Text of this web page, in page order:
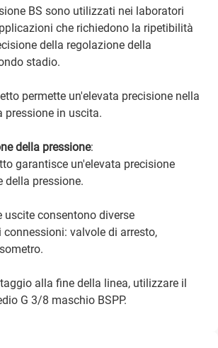
BS sono utilizzati nei laboratori
che richiedono la ripetibilità
della regolazione della
stadio.
permette un'elevata precisione nella
pressione in uscita.
della pressione:
garantisce un'elevata precisione
della pressione.
uscite consentono diverse
valvole di arresto,
alla fine della linea, utilizzare il
G 3/8 maschio BSPP.